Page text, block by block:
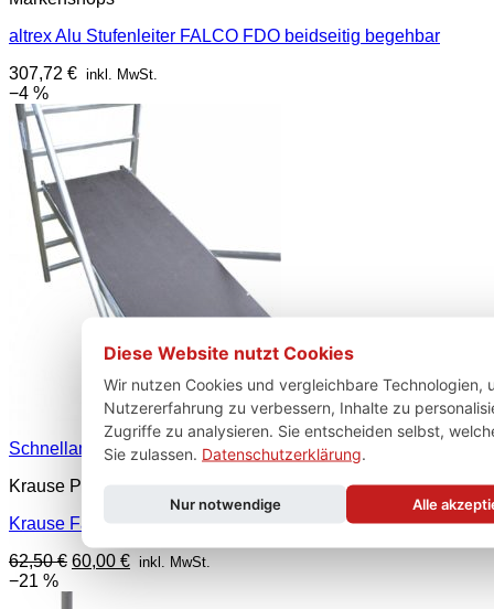
altrex Alu Stufenleiter FALCO FDO beidseitig begehbar
307,72 € inkl. MwSt.
−4 %
Schnellansicht
Krause ProTec Gerüst Ersatzteile und Zubehör
Krause Fahrgerüst ProTec – Diagonale
62,50€ Ursprünglicher
60,00 €Aktueller
inkl. MwSt.
−21 %
Diese Website nutzt Cookies
Wir nutzen Cookies und vergleichbare Technologien,
Nutzererfahrung zu verbessern, Inhalte zu
Zugriffe zu analysieren. Sie entscheiden selbst,
Sie zulassen. Datenschutzerklärung
Nur notwendige Alle